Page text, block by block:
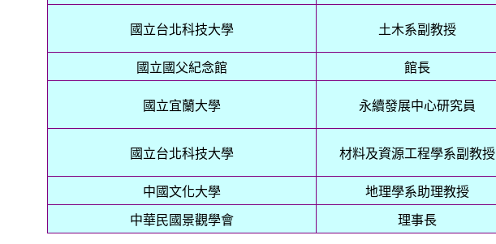
國立台北科技大學 土木系副教授
國立國父紀念館 館長
國立宜蘭大學 永續發展中心研究員
國立台北科技大學 材料及資源工程學系副教授
中國文化大學 地理學系助理教授
中華民國景觀學會 理事長